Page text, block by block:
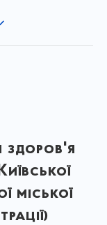
здоров'я
міської